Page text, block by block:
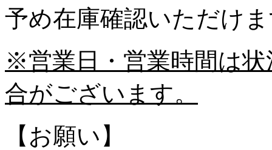
予め在庫確認いただけ
※営業日・営業時間は
合がございます。
【お願い】